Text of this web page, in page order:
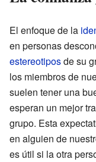
El enfoque de la
en personas
estereotiposde su
los miembros de
suelen tener una
esperan un mejor
grupo. Esta
en alguien de
es útil si la otra